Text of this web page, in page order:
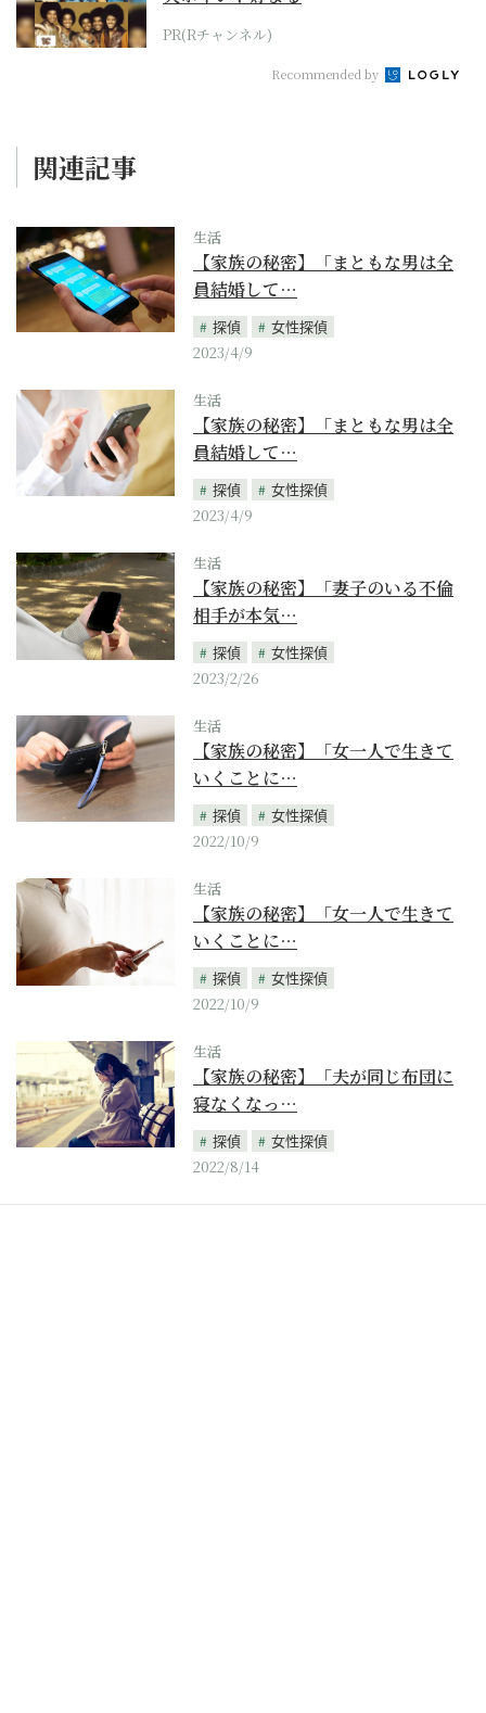
PR(Rチャンネル)
Recommended by
関連記事
生活
【家族の秘密】「まともな男は全
員結婚して…
探偵
女性探偵
2023/4/9
生活
【家族の秘密】「まともな男は全
員結婚して…
探偵
女性探偵
2023/4/9
生活
【家族の秘密】「妻子のいる不倫
相手が本気…
探偵
女性探偵
2023/2/26
生活
【家族の秘密】「女一人で生きて
いくことに…
探偵
女性探偵
2022/10/9
生活
【家族の秘密】「女一人で生きて
いくことに…
探偵
女性探偵
2022/10/9
生活
【家族の秘密】「夫が同じ布団に
寝なくなっ…
探偵
女性探偵
2022/8/14